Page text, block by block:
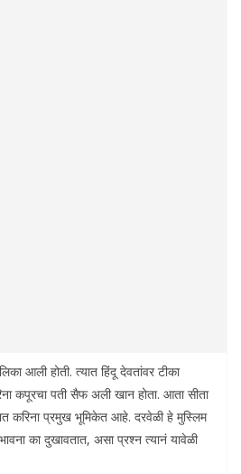
आली होती. त्यात हिंदू देवतांवर टीका
कपूरचा पती सैफ अली खान होता. आता सीता
करिना प्रमुख भूमिकेत आहे. दरवेळी हे मुस्लिम
का दुखावतात, असा प्रश्न त्यानं यावेळी